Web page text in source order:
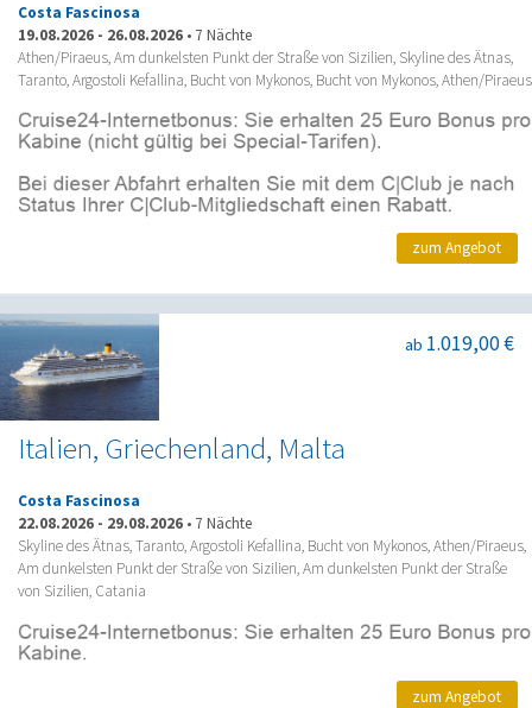
Costa Fascinosa
19.08.2026 - 26.08.2026 • 7 Nächte
Athen/Piraeus, Am dunkelsten Punkt der Straße von Sizilien, Skyline des Ätnas,
Taranto, Argostoli Kefallina, Bucht von Mykonos, Bucht von Mykonos, Athen/Piraeus
zum Angebot
Italien, Griechenland, Malta
ab 1.019,00 €
Costa Fascinosa
22.08.2026 - 29.08.2026 • 7 Nächte
Skyline des Ätnas, Taranto, Argostoli Kefallina, Bucht von Mykonos, Athen/Piraeus,
Am dunkelsten Punkt der Straße von Sizilien, Am dunkelsten Punkt der Straße
von Sizilien, Catania
zum Angebot